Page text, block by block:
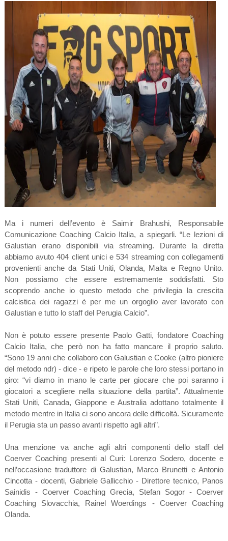
Ma i numeri dell’evento è Saimir Brahushi, Responsabile
Comunicazione Coaching Calcio Italia, a spiegarli. “Le lezioni di
Galustian erano disponibili via streaming. Durante la diretta
abbiamo avuto 404 client unici e 534 streaming con collegamenti
provenienti anche da Stati Uniti, Olanda, Malta e Regno Unito.
Non possiamo che essere estremamente soddisfatti. Sto
scoprendo anche io questo metodo che privilegia la crescita
calcistica dei ragazzi è per me un orgoglio aver lavorato con
Galustian e tutto lo staff del Perugia Calcio”.
Non è potuto essere presente Paolo Gatti, fondatore Coaching
Calcio Italia, che però non ha fatto mancare il proprio saluto.
“Sono 19 anni che collaboro con Galustian e Cooke (altro pioniere
del metodo ndr) - dice - e ripeto le parole che loro stessi portano in
giro: “vi diamo in mano le carte per giocare che poi saranno i
giocatori a scegliere nella situazione della partita”. Attualmente
Stati Uniti, Canada, Giappone e Australia adottano totalmente il
metodo mentre in Italia ci sono ancora delle difficoltà. Sicuramente
il Perugia sta un passo avanti rispetto agli altri”.
Una menzione va anche agli altri componenti dello staff del
Coerver Coaching presenti al Curi: Lorenzo Sodero, docente e
nell’occasione traduttore di Galustian, Marco Brunetti e Antonio
Cincotta - docenti, Gabriele Gallicchio - Direttore tecnico, Panos
Sainidis - Coerver Coaching Grecia, Stefan Sogor - Coerver
Coaching Slovacchia, Rainel Woerdings - Coerver Coaching
Olanda.